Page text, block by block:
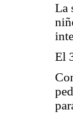
La
El